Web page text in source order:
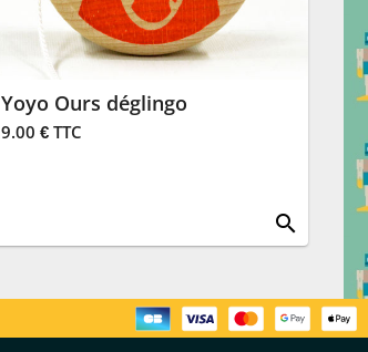
Yoyo Ours déglingo
9.00 € TTC
search